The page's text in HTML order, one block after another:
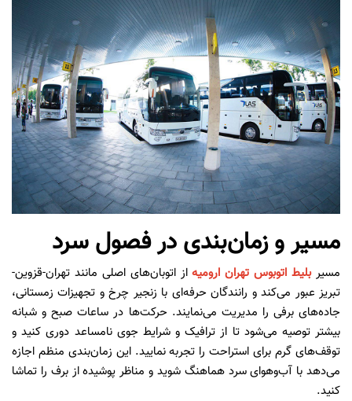
مسیر و زمان‌بندی در فصول سرد
مسیر بلیط اتوبوس تهران ارومیه از اتوبان‌های اصلی مانند تهران-قزوین-
تبریز عبور می‌کند و رانندگان حرفه‌ای با زنجیر چرخ و تجهیزات زمستانی،
جاده‌های برفی را مدیریت می‌نمایند. حرکت‌ها در ساعات صبح و شبانه
بیشتر توصیه می‌شود تا از ترافیک و شرایط جوی نامساعد دوری کنید و
توقف‌های گرم برای استراحت را تجربه نمایید. این زمان‌بندی منظم اجازه
می‌دهد با آب‌وهوای سرد هماهنگ شوید و مناظر پوشیده از برف را تماشا
کنید.